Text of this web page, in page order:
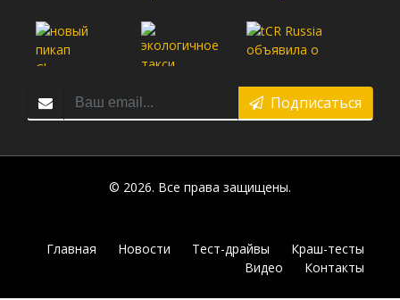
Подписаться
© 2026. Все права защищены.
Главная Новости Тест-драйвы
Краш-тесты
Видео
Контакты